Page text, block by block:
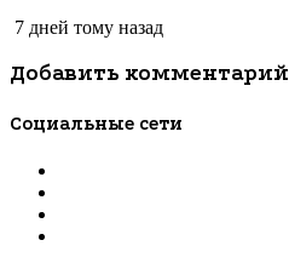
7 дней тому назад
Добавить комментарий
Социальные сети